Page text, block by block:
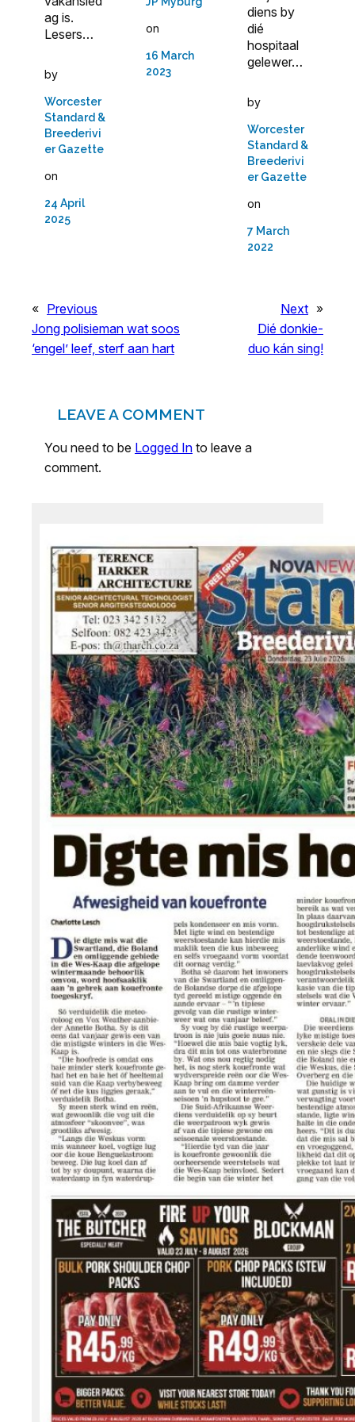
ag is.
Lesers…
by
Worcester
Standard &
Breederivi
er Gazette
on
24 April
2025
on
16 March
2023
diens by
dié
hospitaal
gelewer…
by
Worcester
Standard &
Breederivi
er Gazette
on
7 March
2022
« Previous
Jong polisieman wat soos
‘engel’ leef, sterf aan hart
Next »
Dié donkie-
duo kán sing!
LEAVE A COMMENT
You need to be Logged In to leave a
comment.